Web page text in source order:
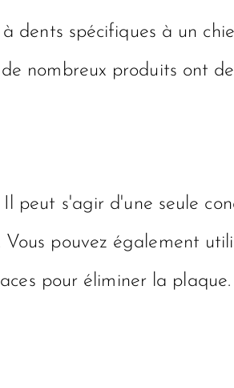
dents spécifiques à un
nombreux produits ont
Il peut s'agir d'une seule
Vous pouvez également
pour éliminer la